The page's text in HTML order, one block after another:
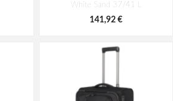
White Sand 37/41 L
141,92 €